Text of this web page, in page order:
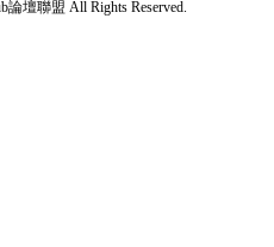
壇聯盟 All Rights Reserved.